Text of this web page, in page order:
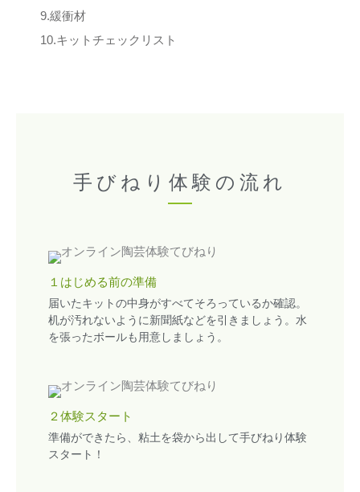
9.緩衝材
10.キットチェックリスト
手びねり体験の流れ
１はじめる前の準備
届いたキットの中身がすべてそろっているか確認。
机が汚れないように新聞紙などを引きましょう。水
を張ったボールも用意しましょう。
２体験スタート
準備ができたら、粘土を袋から出して手びねり体験
スタート！